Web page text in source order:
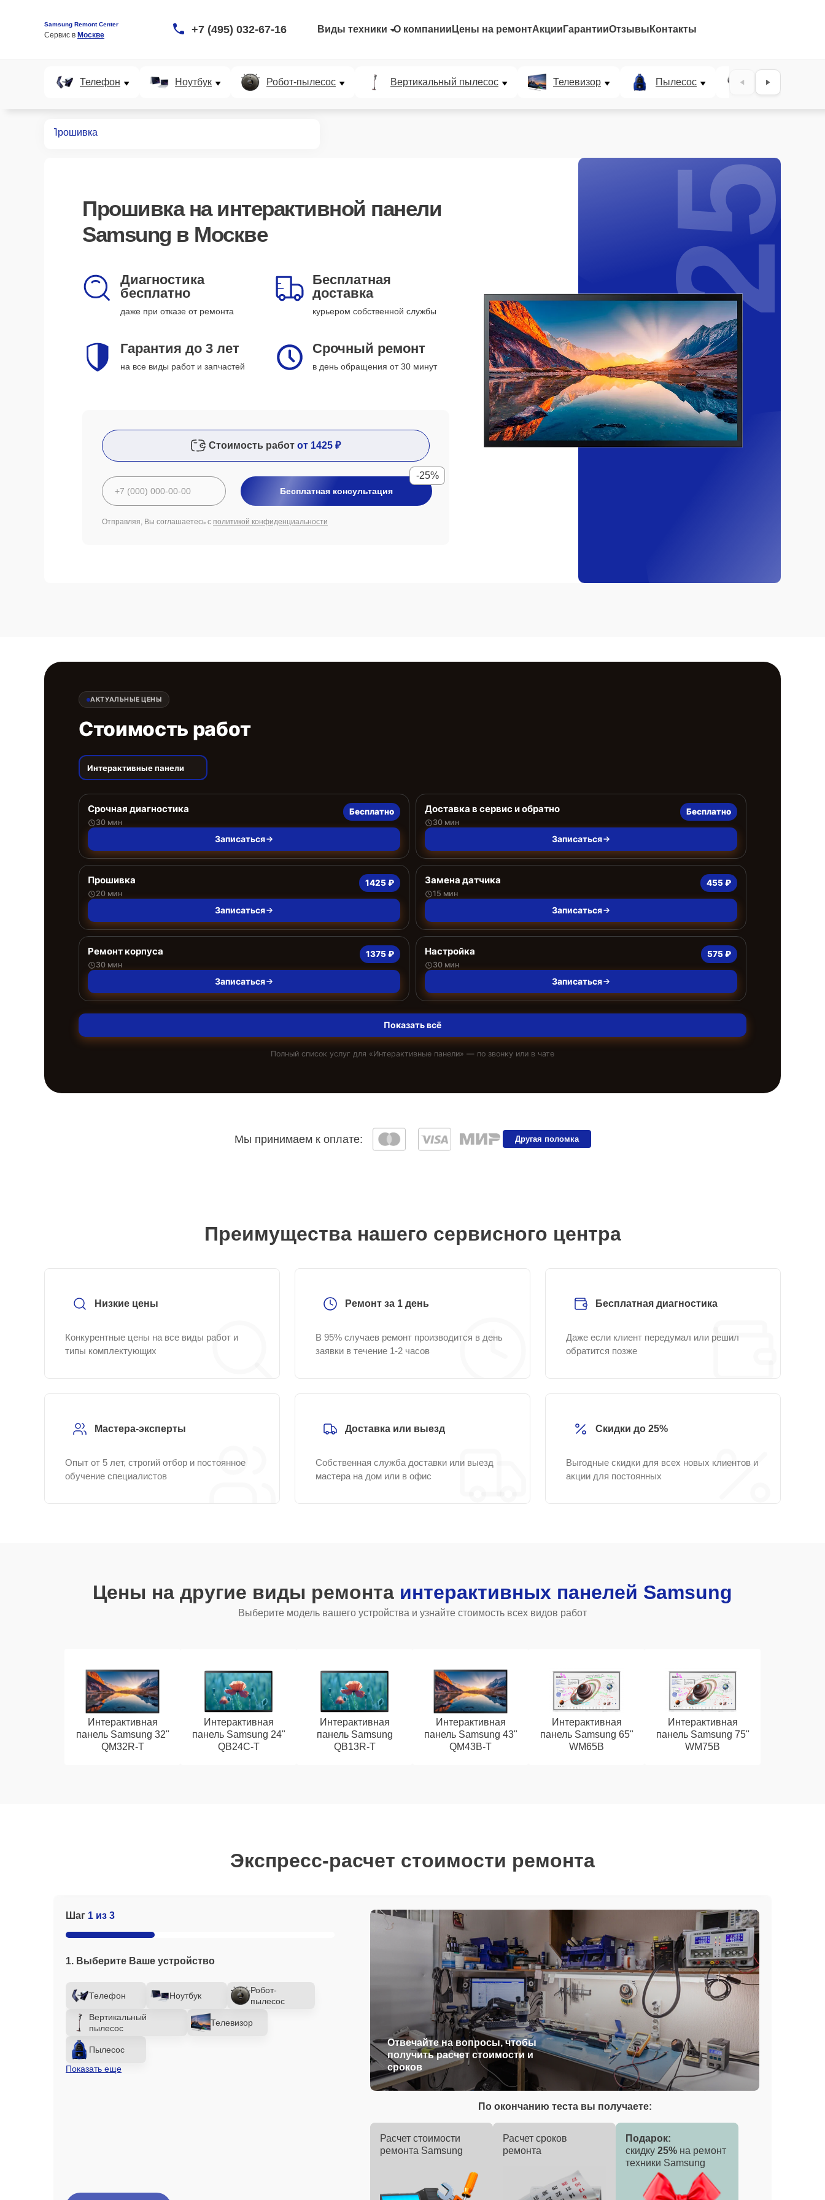
Samsung Remont Center
Сервис в Москве +7 (495) 032-67-16 Виды техники О компании Цены на ремонтАкции ГарантииОтзывы Контакты
Телефон Ноутбук Робот-пылесос Вертикальный пылесос Телевизор Пылесос Проектор
Прошивка
Прошивкана интерактивной панели
Samsung в Москве
Диагностика
бесплатно
даже при отказе от ремонта
Бесплатная
доставка
курьером собственной службы
Гарантия до 3 лет
на все виды работ и запчастей
Срочный ремонт
в день обращения от 30 минут
Стоимость работ от 1425 ₽
Бесплатная консультация
-25%
Отправляя, Вы соглашаетесь с политикой конфиденциальности
25%
АКТУАЛЬНЫЕ ЦЕНЫ
Стоимость работ
Интерактивные панели
Срочная диагностика
30 мин
Бесплатно
Записаться
Доставка в сервис и обратно
30 мин
Бесплатно
Записаться
Прошивка
20 мин
1425 ₽
Записаться
Замена датчика
15 мин
455 ₽
Записаться
Ремонт корпуса
30 мин
1375 ₽
Записаться
Настройка
30 мин
575 ₽
Записаться
Показать всё
Полный список услуг для «Интерактивные панели» — по звонку или в чате
Мы принимаем к оплате: Другая поломка
Преимущества нашего сервисного центра
Низкие цены
Конкурентные цены на все виды работ и
типы комплектующих
Ремонт за 1 день
В 95% случаев ремонт производится в день
заявки в течение 1-2 часов
Бесплатная диагностика
Даже если клиент передумал или решил
обратится позже
Мастера-эксперты
Опыт от 5 лет, строгий отбор и постоянное
обучение специалистов
Доставка или выезд
Собственная служба доставки или выезд
мастера на дом или в офис
Скидки до 25%
Выгодные скидки для всех новых клиентов и
акции для постоянных
Цены на другие виды ремонта интерактивных панелей Samsung
Выберите модель вашего устройства и узнайте стоимость всех видов работ
Интерактивная
панель Samsung 32"
QM32R-T
Интерактивная
панель Samsung 24"
QB24C-T
Интерактивная
панель Samsung
QB13R-T
Интерактивная
панель Samsung 43"
QM43B-T
Интерактивная
панель Samsung 65"
WM65B
Интерактивная
панель Samsung 75"
WM75B
Экспресс-расчет стоимости ремонта
Шаг 1 из 3
1. Выберите Ваше устройство
Телефон Ноутбук
Робот-
пылесос
Вертикальный
пылесос
Телевизор
Пылесос
Показать еще
Отвечайте на вопросы, чтобы
получить расчет стоимости и
сроков
По окончанию теста вы получаете:
Расчет стоимости
ремонта Samsung
Расчет сроков
ремонта
Подарок:
скидку 25% на ремонт
техники Samsung